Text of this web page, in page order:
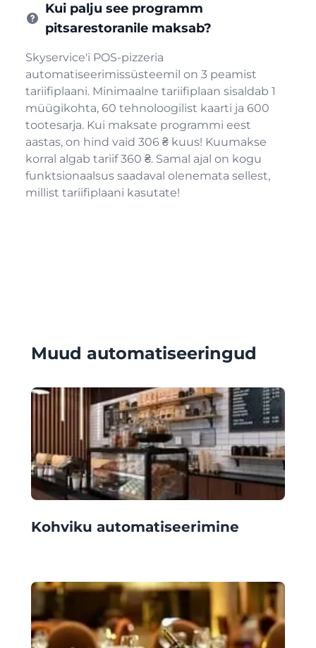
Kui palju see programm
pitsarestoranile maksab?
Skyservice'i POS-pizzeria
automatiseerimissüsteemil on 3 peamist
tariifiplaani. Minimaalne tariifiplaan sisaldab 1
müügikohta, 60 tehnoloogilist kaarti ja 600
tootesarja. Kui maksate programmi eest
aastas, on hind vaid 306 ₴ kuus! Kuumakse
korral algab tariif 360 ₴. Samal ajal on kogu
funktsionaalsus saadaval olenemata sellest,
millist tariifiplaani kasutate!
Muud automatiseeringud
Kohviku automatiseerimine